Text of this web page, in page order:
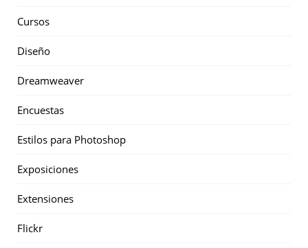
Cursos
Diseño
Dreamweaver
Encuestas
Estilos para Photoshop
Exposiciones
Extensiones
Flickr